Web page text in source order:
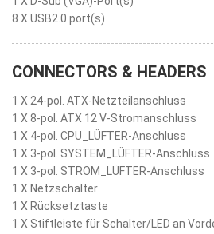
8 X USB2.0 port(s)
CONNECTORS & HEADERS
1 X 24-pol. ATX-Netzteilanschluss
1 X 8-pol. ATX 12 V-Stromanschluss
1 X 4-pol. CPU_LÜFTER-Anschluss
1 X 3-pol. SYSTEM_LÜFTER-Anschluss
1 X 3-pol. STROM_LÜFTER-Anschluss
1 X Netzschalter
1 X Rücksetztaste
1 X Stiftleiste für Schalter/LED an